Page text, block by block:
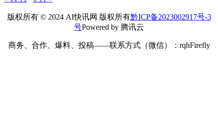
版权所有 © 2024 AI快讯网 版权所有黔ICP备2023002917号-3
号Powered by 腾讯云
商务、合作、爆料、投稿——联系方式（微信）：rqhFirefly